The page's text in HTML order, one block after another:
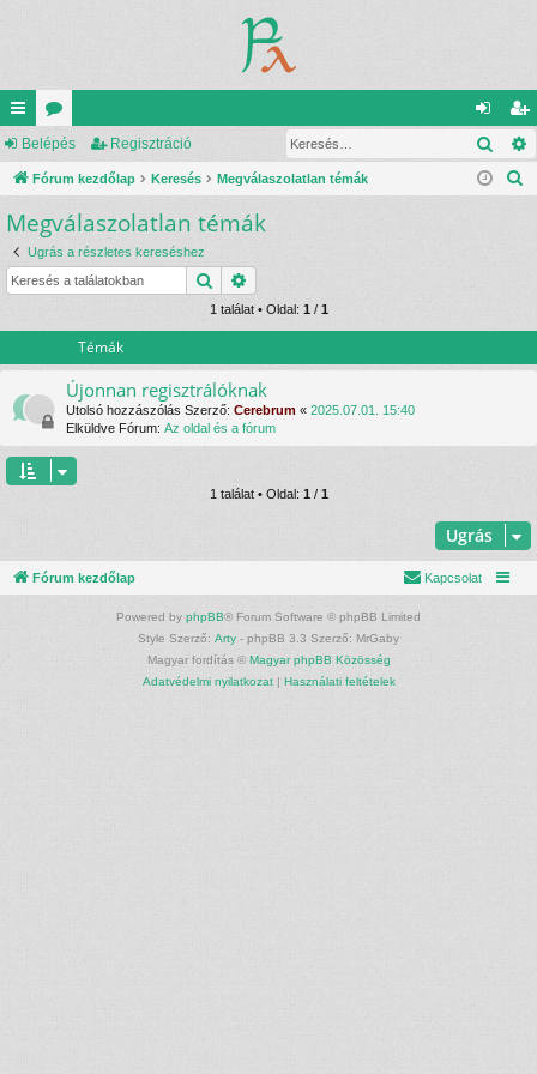
yo
rs
lin
ke
k
ór
u
m
ok
el
ép
eg
is
Belépés Regisztráció
Fórum kezdőlap Keresés Megválaszolatlan témák
s
Megválaszolatlan témák
Ugrás a részletes kereséshez
Keresés
1 találat • Oldal: 1 / 1
Témák
Újonnan regisztrálóknak
Utolsó hozzászólás Szerző: Cerebrum « 2025.07.01. 15:40
Elküldve Fórum: Az oldal és a fórum
1 találat • Oldal: 1/ 1
Ugrás
Fórum kezdőlap Kapcsolat
Powered by phpBB® Forum Software © phpBB Limited
Style Szerző: Arty - phpBB 3.3 Szerző: MrGaby
Magyar fordítás © Magyar phpBB Közösség
Adatvédelmi nyilatkozat| Használati feltételek